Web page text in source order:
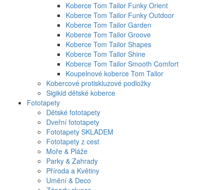
Koberce Tom Tailor Funky Orient
Koberce Tom Tailor Funky Outdoor
Koberce Tom Tailor Garden
Koberce Tom Tailor Groove
Koberce Tom Tailor Shapes
Koberce Tom Tailor Shine
Koberce Tom Tailor Smooth Comfort
Koupelnové koberce Tom Tailor
Kobercové protiskluzové podložky
Sigikid dětské koberce
Fototapety
Dětské fototapety
Dveřní fototapety
Fototapety SKLADEM
Fototapety z cest
Moře & Pláže
Parky & Zahrady
Příroda a Květiny
Umění & Deco